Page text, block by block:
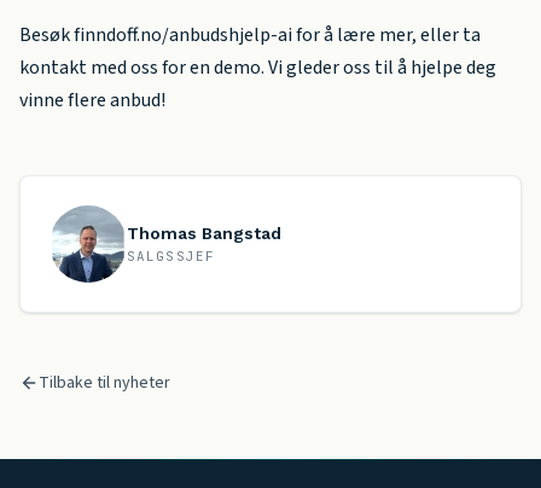
Besøk finndoff.no/anbudshjelp-ai for å lære mer, eller ta
kontakt med oss for en demo. Vi gleder oss til å hjelpe deg
vinne flere anbud!
Thomas Bangstad
SALGSSJEF
Tilbake til nyheter